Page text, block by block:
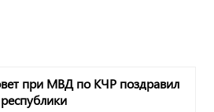
при МВД по КЧР поздравил